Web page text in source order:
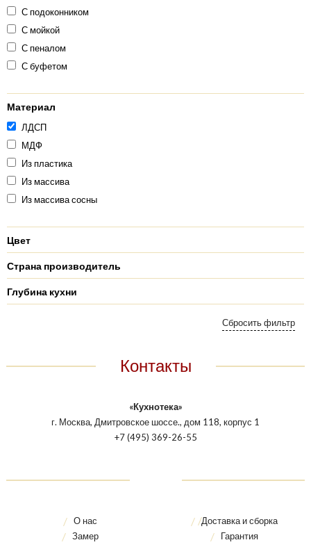
С подоконником
С мойкой
С пеналом
С буфетом
Материал
ЛДСП
МДФ
Из пластика
Из массива
Из массива сосны
Цвет
Страна производитель
Глубина кухни
Контакты
«Кухнотека»
г. Москва, Дмитровское шоссе., дом 118, корпус 1
+7 (495) 369-26-55
О нас
Замер
Доставка и сборка
Гарантия